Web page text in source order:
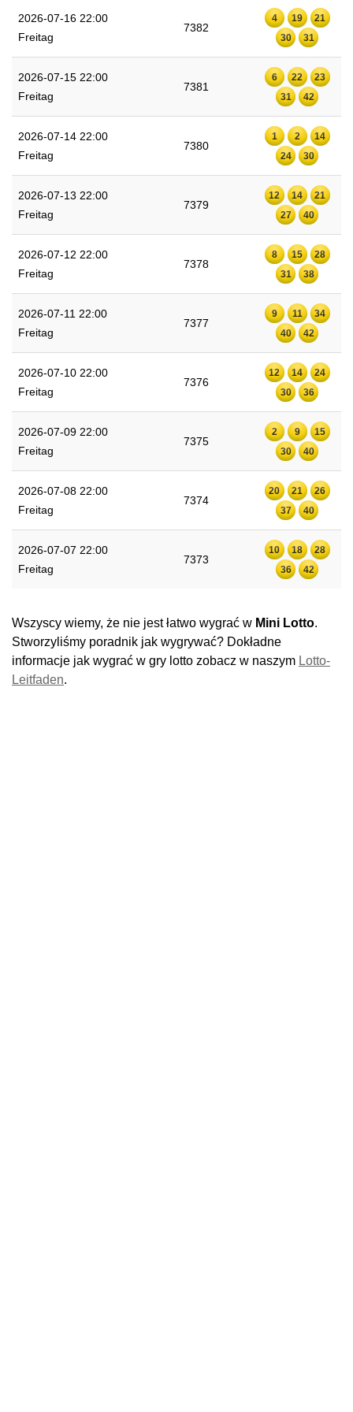
2026-07-16 22:00
Freitag
7382
4 19
21
30
31
2026-07-15 22:00
Freitag
7381
6 22
23
31
42
2026-07-14 22:00
Freitag
7380
1 2
14
24
30
2026-07-13 22:00
Freitag
7379
12 14
21
27
40
2026-07-12 22:00
Freitag
7378
8 15
28
31
38
2026-07-11 22:00
Freitag
7377
9 11
34
40
42
2026-07-10 22:00
Freitag
7376
12 14
24
30
36
2026-07-09 22:00
Freitag
7375
2 9
15
30
40
2026-07-08 22:00
Freitag
7374
20 21
26
37
40
2026-07-07 22:00
Freitag
7373
10 18
28
36
42
Wszyscy wiemy, że nie jest łatwo wygrać w Mini Lotto.
Stworzyliśmy poradnik jak wygrywać? Dokładne
informacje jak wygrać w gry lotto zobacz w naszym Lotto-
Leitfaden.